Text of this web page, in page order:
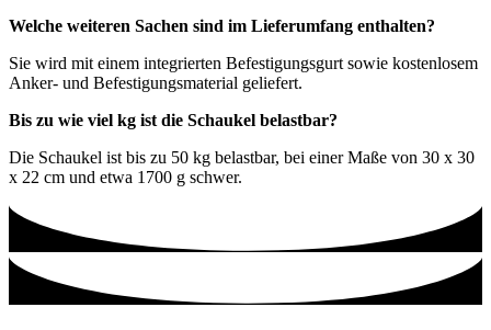
Welche weiteren Sachen sind im Lieferumfang enthalten?
Sie wird mit einem integrierten Befestigungsgurt sowie kostenlosem
Anker- und Befestigungsmaterial geliefert.
Bis zu wie viel kg ist die Schaukel belastbar?
Die Schaukel ist bis zu 50 kg belastbar, bei einer Maße von 30 x 30
x 22 cm und etwa 1700 g schwer.